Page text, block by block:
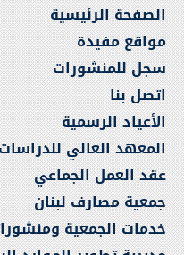
الصفحة الرئيسية
مواقع مفيدة
سجل للمنشورات
اتصل بنا
الأعياد الرسمية
المعهد العالي
عقد العمل الجماعي
جمعية مصارف لبنان
خدمات الجمعية